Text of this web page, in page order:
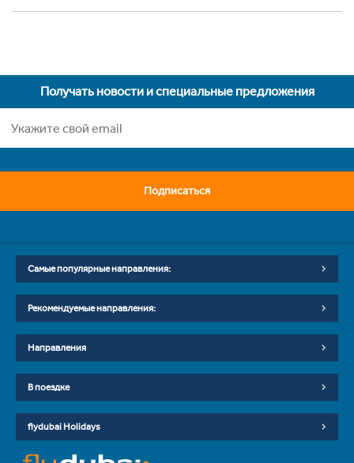
Получать новости и специальные предложения
Подписаться
Самые популярные направления:
Рекомендуемые направления:
Направления
В поездке
flydubai Holidays